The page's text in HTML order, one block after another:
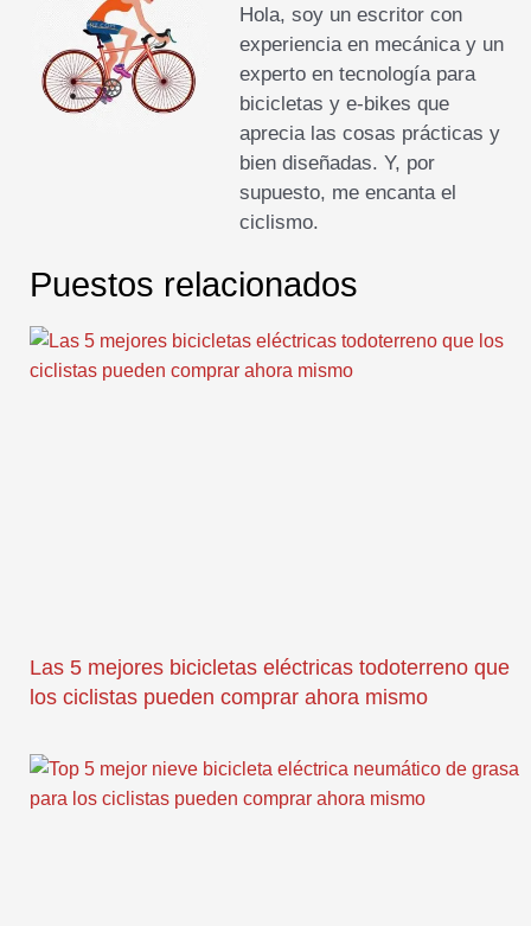
Hola, soy un escritor con
experiencia en mecánica y un
experto en tecnología para
bicicletas y e-bikes que
aprecia las cosas prácticas y
bien diseñadas. Y, por
supuesto, me encanta el
ciclismo.
Puestos relacionados
Las 5 mejores bicicletas eléctricas todoterreno que
los ciclistas pueden comprar ahora mismo